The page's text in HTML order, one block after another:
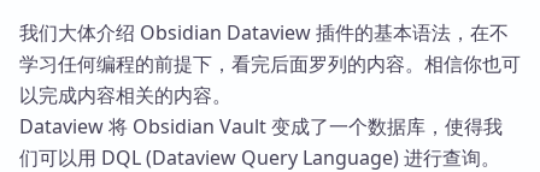
我们大体介绍 Obsidian Dataview 插件的基本语法，在不
学习任何编程的前提下，看完后面罗列的内容。相信你也可
以完成内容相关的内容。
Dataview 将 Obsidian Vault 变成了一个数据库，使得我
们可以用 DQL (Dataview Query Language) 进行查询。